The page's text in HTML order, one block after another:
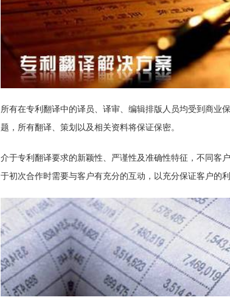
所有在专利翻译中的译员、译审、编辑排版人员均受到商业
题，所有翻译、策划以及相关资料将保证保密。
介于专利翻译要求的新颖性、严谨性及准确性特征，不同客
于初次合作时需要与客户有充分的互动，以充分保证客户的利